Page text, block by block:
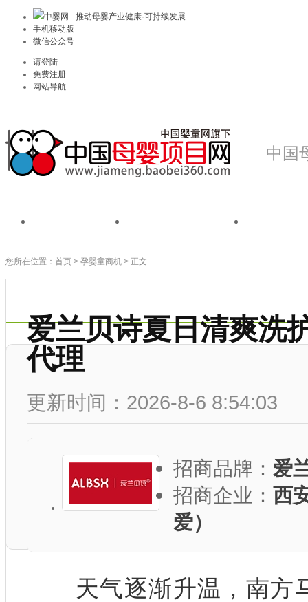
中婴网 - 推动母婴产业健康·可持续发展
手机移动版
微信公众号
请登陆
免费注册
网站导航
中国
您所在位置： 首页 > 孕婴童商机 > 正文
爱兰贝诗夏日清爽洗
代理
更新时间：2026-8-6 8:54:03
招商品牌： 爱
招商企业： 西
爱）
天气逐渐升温，南方